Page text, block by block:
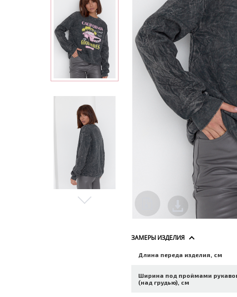
ЗАМЕРЫ ИЗДЕЛИЯ
Длина переда изделия, см
Ширина под проймами
(над грудью), см